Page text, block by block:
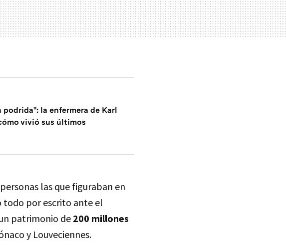
la enfermera de Karl
vivió sus últimos
las que figuraban en
todo por escrito ante el
patrimonio de 200 millones
y Louveciennes.